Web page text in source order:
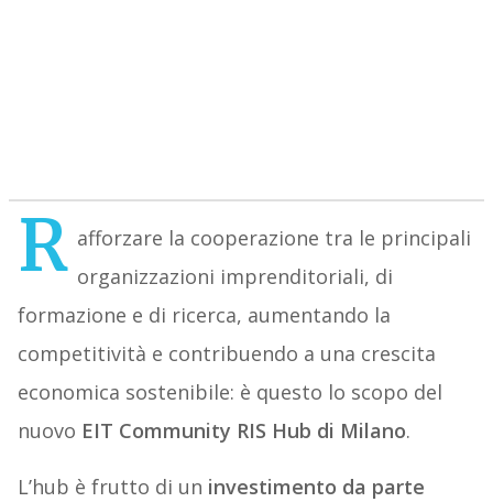
R afforzare la cooperazione tra le principali
organizzazioni imprenditoriali, di
formazione e di ricerca, aumentando la
competitività e contribuendo a una crescita
economica sostenibile: è questo lo scopo del
nuovo EIT Community RIS Hub di Milano.
L’hub è frutto di un investimento da parte